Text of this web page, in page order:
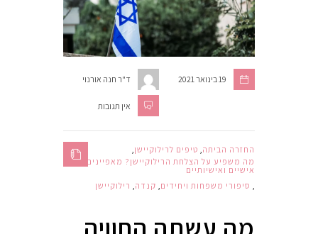
ד"ר חנה אורנוי 19 בינואר 2021
אין תגובות
החזרה הביתה טיפים לרילוקיישן
מה משפיע על הצלחת הרילוקיישן? מאפיינים
אישיים ואישיותיים
סיפורי משפחות ויחידים קנדה רילוקיישן